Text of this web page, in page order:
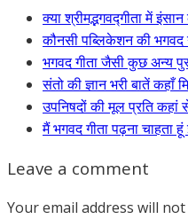
क्या श्रीमद्भगवद्गीता में
कौनसी पब्लिकेशन की भगवद
भगवद गीता जैसी कुछ अन्य
संतो की ज्ञान भरी बातें कहाँ
उपनिषदों की मूल प्रति
मैं भगवद गीता पढ़ना चाहता
Leave a comment
Your email address will